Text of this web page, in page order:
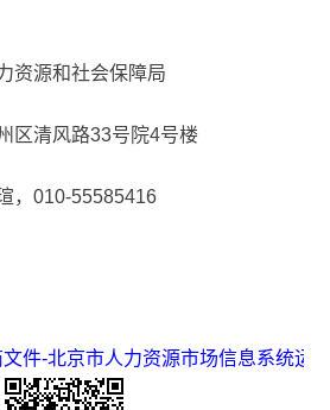
资源和社会保障局
区清风路33号院4号楼
，010-55585416
件-北京市人力资源市场信息系统运